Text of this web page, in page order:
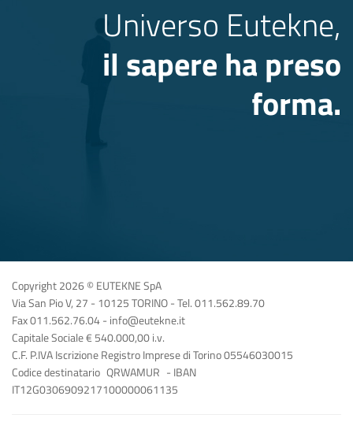
Universo Eutekne,
il sapere ha preso
forma.
Copyright 2026 © EUTEKNE SpA
Via San Pio V, 27 - 10125 TORINO - Tel. 011.562.89.70
Fax 011.562.76.04 - info@eutekne.it
Capitale Sociale € 540.000,00 i.v.
C.F. P.IVA Iscrizione Registro Imprese di Torino 05546030015
Codice destinatario QRWAMUR - IBAN
IT12G0306909217100000061135